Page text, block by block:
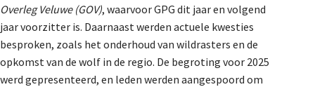
Overleg Veluwe (GOV), waarvoor GPG dit jaar en volgend
jaar voorzitter is. Daarnaast werden actuele kwesties
besproken, zoals het onderhoud van wildrasters en de
opkomst van de wolf in de regio. De begroting voor 2025
werd gepresenteerd, en leden werden aangespoord om